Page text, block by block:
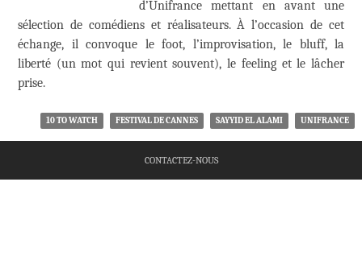
d’Unifrance mettant en avant une
sélection de comédiens et réalisateurs. À l’occasion de cet
échange, il convoque le foot, l’improvisation, le bluff, la
liberté (un mot qui revient souvent), le feeling et le lâcher
prise.
10 TO WATCH FESTIVAL DE CANNES SAYYID EL ALAMI UNIFRANCE
CONTACTEZ-NOUS